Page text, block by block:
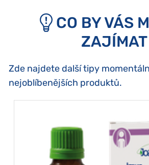
CO BY VÁS
ZAJÍMAT
Zde najdete další tipy
nejoblíbenějších produktů.